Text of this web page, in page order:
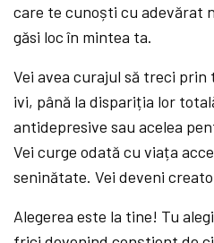
care te cunoști cu adevărat
găsi loc în mintea ta.
Vei avea curajul să treci
ivi, până la dispariția lor
antidepresive sau acelea
Vei curge odată cu viața
seninătate. Vei deveni
Alegerea este la tine! Tu